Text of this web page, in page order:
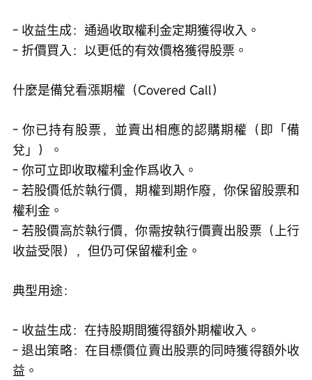
- 收益生成：通過收取權利金定期獲得收入。
- 折價買入：以更低的有效價格獲得股票。
什麼是備兌看漲期權（Covered Call）
- 你已持有股票，並賣出相應的認購期權（即「備
兌」）。
- 你可立即收取權利金作爲收入。
- 若股價低於執行價，期權到期作廢，你保留股票和
權利金。
- 若股價高於執行價，你需按執行價賣出股票（上行
收益受限），但仍可保留權利金。
典型用途：
- 收益生成：在持股期間獲得額外期權收入。
- 退出策略：在目標價位賣出股票的同時獲得額外收
益。